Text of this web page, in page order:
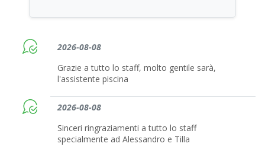
2026-08-08
Grazie a tutto lo staff, molto gentile sarà,
l'assistente piscina
2026-08-08
Sinceri ringraziamenti a tutto lo staff
specialmente ad Alessandro e Tilla